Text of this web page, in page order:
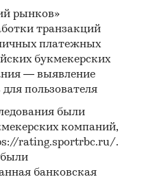
рынков»
транзакций
платежных
букмекерских
— выявление
пользователя
были
компаний,
rating.sportrbc.ru/.
банковская